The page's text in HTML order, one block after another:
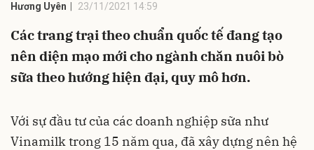
Hương Uyên 23/11/2021 14:59
Các trang trại theo chuẩn quốc tế đang tạo
nên diện mạo mới cho ngành chăn nuôi bò
sữa theo hướng hiện đại, quy mô hơn.
Với sự đầu tư của các doanh nghiệp sữa như
Vinamilk trong 15 năm qua, đã xây dựng nên hệ
Hủy